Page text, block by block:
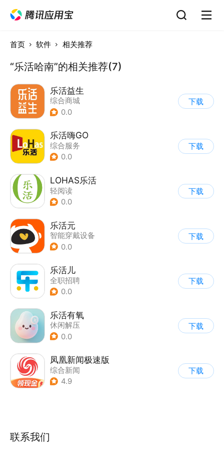
首页 软件 相关推荐
“乐活哈南”的相关推荐(7)
乐活益生
综合商城
0.0
下载
乐活嗨GO
综合服务
0.0
下载
LOHAS乐活
轻阅读
0.0
下载
乐活元
智能穿戴设备
0.0
下载
乐活儿
全职招聘
0.0
下载
乐活有氧
休闲解压
0.0
下载
凤凰新闻极速版
综合新闻
4.9
下载
联系我们